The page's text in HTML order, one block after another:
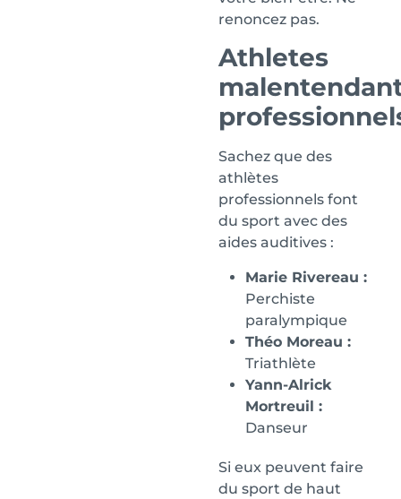
renoncez pas.
Athletes
Sachez que des
athlètes
professionnels font
du sport avec des
aides auditives :
Marie Rivereau :
Perchiste
paralympique
Théo Moreau :
Triathlète
Yann-Alrick
Mortreuil :
Danseur
Si eux peuvent faire
du sport de haut